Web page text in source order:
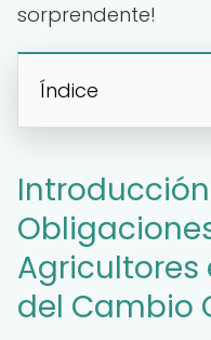
sorprendente!
Índice
Agricultores
del Cambio